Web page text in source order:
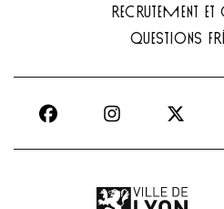
RECRUTEMENT
QUESTIONS
Ville de Lyon | lien